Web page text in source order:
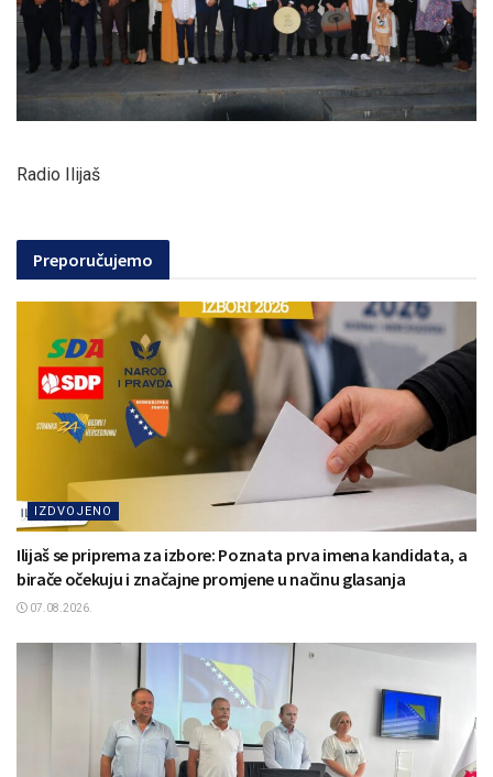
Radio Ilijaš
Preporučujemo
IZDVOJENO
Ilijaš se priprema za izbore: Poznata prva imena kandidata, a
birače očekuju i značajne promjene u načinu glasanja
07.08.2026.